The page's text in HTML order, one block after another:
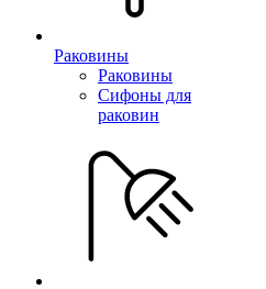
Раковины
Раковины
Сифоны для
раковин